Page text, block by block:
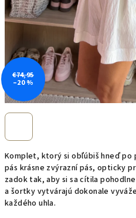
Komplet, ktorý si obľúbiš hneď po
pás krásne zvýrazní pás, opticky
zadok tak, aby si sa cítila
a šortky vytvárajú dokonale
každého uhla.
€74,95
–20 %